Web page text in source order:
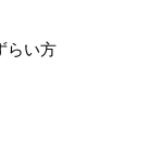
らい方